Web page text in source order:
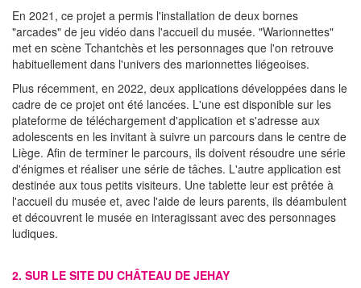
En 2021, ce projet a permis l'installation de deux bornes
"arcades" de jeu vidéo dans l'accueil du musée. "Warionnettes"
met en scène Tchantchès et les personnages que l'on retrouve
habituellement dans l'univers des marionnettes liégeoises.
Plus récemment, en 2022, deux applications développées dans le
cadre de ce projet ont été lancées. L'une est disponible sur les
plateforme de téléchargement d'application et s'adresse aux
adolescents en les invitant à suivre un parcours dans le centre de
Liège. Afin de terminer le parcours, ils doivent résoudre une série
d'énigmes et réaliser une série de tâches. L'autre application est
destinée aux tous petits visiteurs. Une tablette leur est prêtée à
l'accueil du musée et, avec l'aide de leurs parents, ils déambulent
et découvrent le musée en interagissant avec des personnages
ludiques.
2. SUR LE SITE DU CHÂTEAU DE JEHAY